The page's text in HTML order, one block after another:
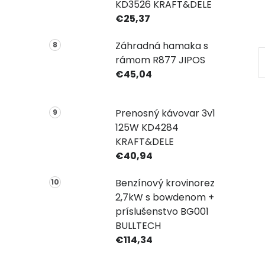
KD3526 KRAFT&DELE
€25,37
Záhradná hamaka s
rámom R877 JIPOS
€45,04
Prenosný kávovar 3v1
125W KD4284
KRAFT&DELE
€40,94
Benzínový krovinorez
2,7kW s bowdenom +
príslušenstvo BG001
BULLTECH
€114,34